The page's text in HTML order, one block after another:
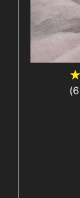
★
★
(